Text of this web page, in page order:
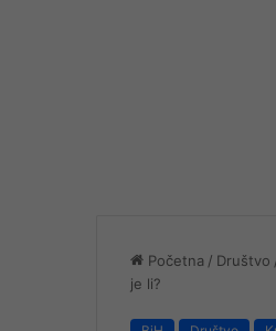
Početna / Društvo
je li?